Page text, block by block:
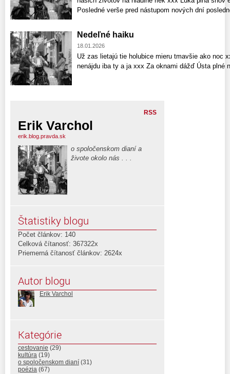
Posledné verše pred nástupom nových dní
Nedeľné haiku
18.01.2026
Už zas lietajú tie holubice mieru tmavšie ako noc
nenájdu iba ty a ja xxx Za oknami dážď Ústa plné
RSS
Erik Varchol
erik.blog.pravda.sk
o spoločenskom dianí a
živote okolo nás . . .
Štatistiky blogu
Počet článkov: 140
Celková čítanosť: 367322x
Priemerná čítanosť článkov: 2624x
Autor blogu
Erik Varchol
Kategórie
cestovanie (29)
kultúra (19)
o spoločenskom dianí (31)
poézia (67)